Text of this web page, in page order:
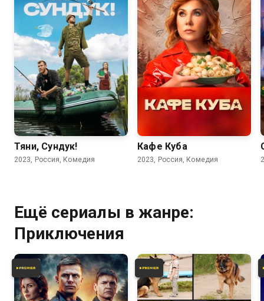
6.4
Тяни, Сундук!
2023, Россия, Комедия
Кафе Куба
2023, Россия, Комедия
Ещё сериалы в жанре:
Приключения